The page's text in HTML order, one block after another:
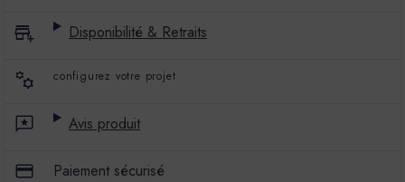
SHIBORI
Disponibilité & Retraits
configurez votre projet
Avis produit
Paiement sécurisé